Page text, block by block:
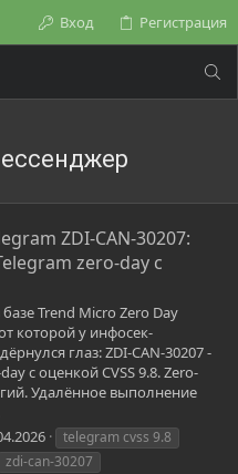
Вход Регистрация
ZDI-CAN-30207:
zero-day с
Trend Micro Zero Day
которой у инфосек-
глаз: ZDI-CAN-30207 -
с оценкой CVSS 9.8. Zero-
Удалённое выполнение
telegram cvss 9.8
zdi-can-30207